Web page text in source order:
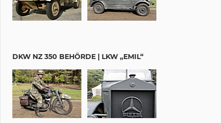
DKW NZ 350 BEHÖRDE | LKW „EMIL“